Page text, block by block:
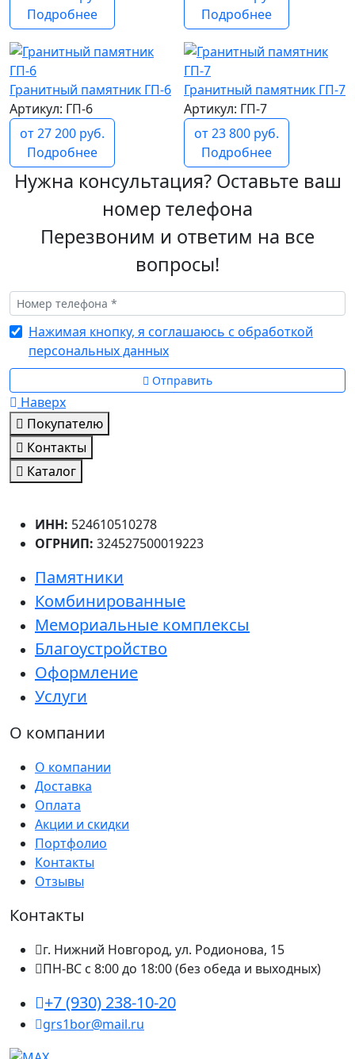
Подробнее
Подробнее
Гранитный памятник ГП-6
Артикул: ГП-6
от 27 200 руб.
Подробнее
Гранитный памятник ГП-7
Артикул: ГП-7
от 23 800 руб.
Подробнее
Нужна консультация? Оставьте ваш
номер телефона
Перезвоним и ответим на все
вопросы!
Нажимая кнопку, я соглашаюсь с обработкой
персональных данных
Отправить
Наверх
Покупателю
Контакты
Каталог
ИНН: 524610510278
ОГРНИП: 324527500019223
Памятники
Комбинированные
Мемориальные комплексы
Благоустройство
Оформление
Услуги
О компании
О компании
Доставка
Оплата
Акции и скидки
Портфолио
Контакты
Отзывы
Контакты
г. Нижний Новгород, ул. Родионова, 15
ПН-ВС с 8:00 до 18:00 (без обеда и выходных)
+7 (930) 238-10-20
grs1bor@mail.ru